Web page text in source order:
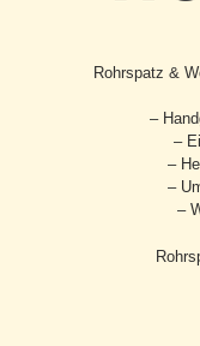
Rohrspatz &
–
–
–
–
–